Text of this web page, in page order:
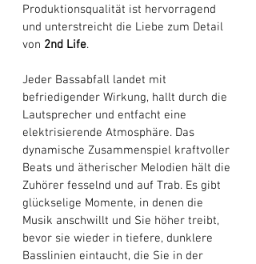
Produktionsqualität ist hervorragend
und unterstreicht die Liebe zum Detail
von 2nd Life.
Jeder Bassabfall landet mit
befriedigender Wirkung, hallt durch die
Lautsprecher und entfacht eine
elektrisierende Atmosphäre. Das
dynamische Zusammenspiel kraftvoller
Beats und ätherischer Melodien hält die
Zuhörer fesselnd und auf Trab. Es gibt
glückselige Momente, in denen die
Musik anschwillt und Sie höher treibt,
bevor sie wieder in tiefere, dunklere
Basslinien eintaucht, die Sie in der